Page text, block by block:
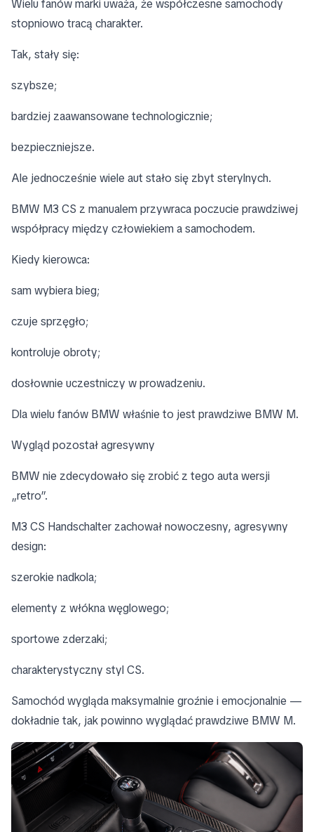
Wielu fanów marki uważa, że współczesne samochody
stopniowo tracą charakter.
Tak, stały się:
szybsze;
bardziej zaawansowane technologicznie;
bezpieczniejsze.
Ale jednocześnie wiele aut stało się zbyt sterylnych.
BMW M3 CS z manualem przywraca poczucie prawdziwej
współpracy między człowiekiem a samochodem.
Kiedy kierowca:
sam wybiera bieg;
czuje sprzęgło;
kontroluje obroty;
dosłownie uczestniczy w prowadzeniu.
Dla wielu fanów BMW właśnie to jest prawdziwe BMW M.
Wygląd pozostał agresywny
BMW nie zdecydowało się zrobić z tego auta wersji
„retro”.
M3 CS Handschalter zachował nowoczesny, agresywny
design:
szerokie nadkola;
elementy z włókna węglowego;
sportowe zderzaki;
charakterystyczny styl CS.
Samochód wygląda maksymalnie groźnie i emocjonalnie —
dokładnie tak, jak powinno wyglądać prawdziwe BMW M.